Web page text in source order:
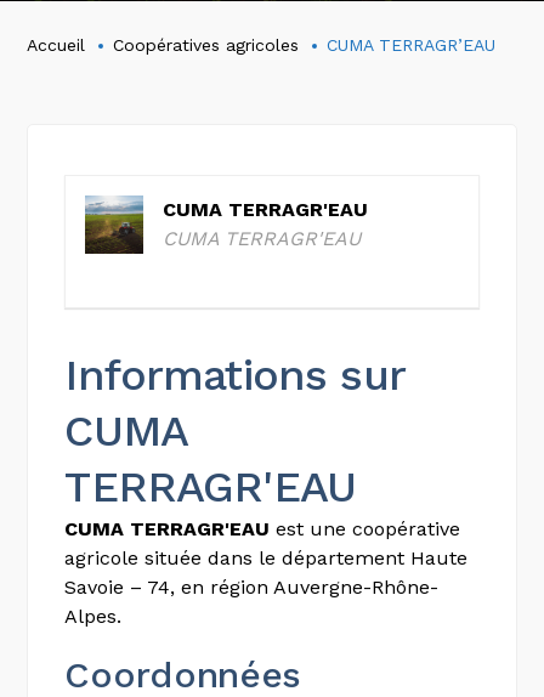
Accueil Coopératives agricoles CUMA TERRAGR’EAU
CUMA TERRAGR'EAU
CUMA TERRAGR'EAU
Informations sur
CUMA
TERRAGR'EAU
CUMA TERRAGR'EAU est une coopérative
agricole située dans le département Haute
Savoie – 74, en région Auvergne-Rhône-
Alpes.
Coordonnées